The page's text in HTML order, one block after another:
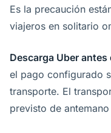
Es la precaución
viajeros en solitario
Descarga Uber
el pago configurado
transporte. El
previsto de